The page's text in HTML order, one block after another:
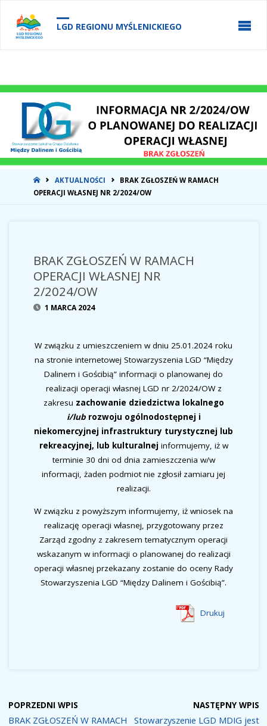
LGD REGIONU MYŚLENICKIEGO
STRONA
GŁÓWNA
AKTUALNOŚCI
BRAK ZGŁOSZEŃ W RAMACH
OPERACJI WŁASNEJ NR 2/2024/OW
BRAK ZGŁOSZEŃ W RAMACH
OPERACJI WŁASNEJ NR
2/2024/OW
1 MARCA 2024
W związku z umieszczeniem w dniu 25.01.2024 roku
na stronie internetowej Stowarzyszenia LGD “Między
Dalinem i Gościbią” informacji o planowanej do
realizacji operacji własnej LGD nr 2/2024/OW z
zakresu zachowanie dziedzictwa lokalnego
i/lub rozwoju ogólnodostępnej i
niekomercyjnej infrastruktury turystycznej lub
rekreacyjnej, lub kulturalnej informujemy, iż w
terminie 30 dni od dnia zamieszczenia w/w
informacji, żaden podmiot nie zgłosił zamiaru jej
realizacji.
W związku z powyższym informujemy, iż wniosek na
realizację operacji własnej, przygotowany przez
Zarząd zgodny z zakresem tematycznym operacji
wskazanym w informacji o planowanej do realizacji
operacji własnej przekazany zostanie do oceny Rady
Stowarzyszenia LGD “Między Dalinem i Gościbią”.
Drukuj
POPRZEDNI WPIS
BRAK ZGŁOSZEŃ W RAMACH
NASTĘPNY WPIS
Stowarzyszenie LGD MDIG jest